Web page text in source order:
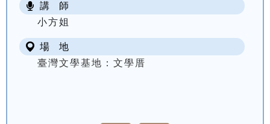
講 師
小方姐
場 地
臺灣文學基地：文學厝